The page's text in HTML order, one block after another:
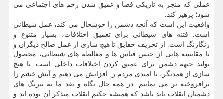
عملی که منجر به تاریکی فضا و عمیق شدن زخم های اجتماعی می
شود؛ پرهیز کند.
واقعیت این است که آنچه دشمن را خوشحال می کند، عمل شیطانی
است. فتنه های شیطانی برای تعمیق اختلافات، بسیار متنوع و
رنگارنگ است. از تحریف حقایق تا هیچ سازی از عمل صالح دیگران و
تا مقایسه هایی از جنس قیاس ها و مغالطه های شیطانی، محصول
تولید جبهه دشمن برای عمیق کردن اختلافات داخلی است. با هیچ
سازی از همدیگر، نا امیدی مردم را افزایش می دهیم و آتش خشم را
برافروخته تر می نماییم. در همه حال نگاه و نقد ما به نیرنگ های
دشمنان انقلاب باید باشد که همیشه حکیم انقلاب متذکر آن بوده اند و